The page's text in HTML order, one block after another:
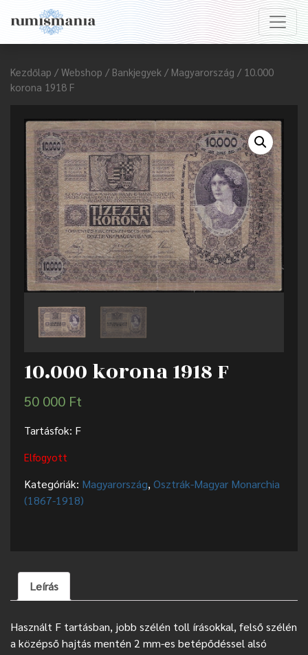
Kezdőlap / Webshop / Bankjegyek / Magyarország / 10.000
korona 1918 F
10.000 korona 1918 F
50 000 Ft
Tartásfok: F
Elfogyott
Kategóriák: Magyarország, Osztrák-Magyar Monarchia
(1867-1918)
Leírás
Használt F tartásban, jobb szélén toll írásokkal, felső szélén
a középső hajtás mentén 2 mm-es betépődéssel alsó